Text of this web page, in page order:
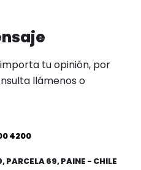
tu opinión, por
llámenos o
4200
PARCELA 69, PAINE - CHILE​